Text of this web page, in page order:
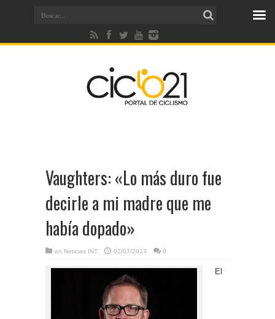
Vaughters: «Lo más duro fue
decirle a mi madre que me
había dopado»
en Noticias INT 02/07/2013 0
El